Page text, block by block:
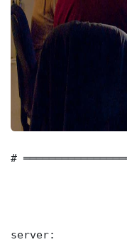
#
server: